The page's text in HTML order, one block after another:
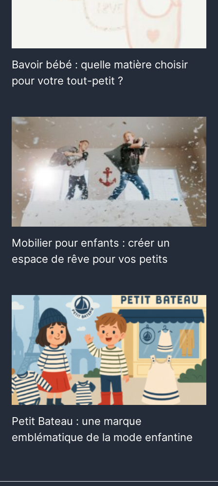
Bavoir bébé : quelle matière choisir
pour votre tout-petit ?
Mobilier pour enfants : créer un
espace de rêve pour vos petits
Petit Bateau : une marque
emblématique de la mode enfantine